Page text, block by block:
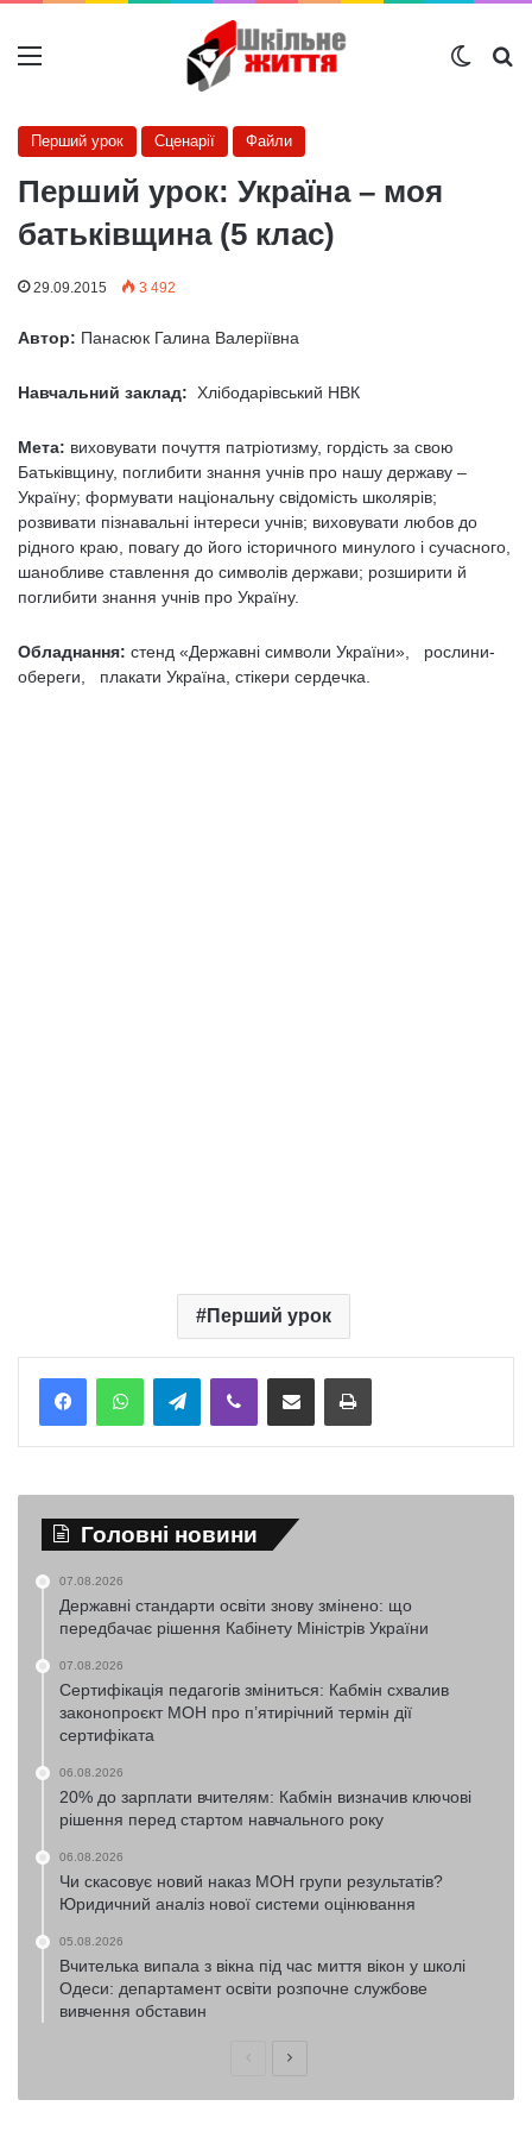
Меню
Перший урок Сценарії Файли
Перший урок: Україна – моя
батьківщина (5 клас)
29.09.2015 3 492
Автор: Панасюк Галина Валеріївна
Навчальний заклад: Хлібодарівський НВК
Мета: виховувати почуття патріотизму, гордість за свою
Батьківщину, поглибити знання учнів про нашу державу –
Україну; формувати національну свідомість школярів;
розвивати пізнавальні інтереси учнів; виховувати любов до
рідного краю, повагу до його історичного минулого і сучасного,
шанобливе ставлення до символів держави; розширити й
поглибити знання учнів про Україну.
Обладнання: стенд «Державні символи України», рослини-
обереги, плакати Україна, стікери сердечка.
Перший урок
TelegramViber Надіслати електронною поштоюНадрукувати
Головні новини
07.08.2026
Державні стандарти освіти знову змінено: що
передбачає рішення Кабінету Міністрів України
07.08.2026
Сертифікація педагогів зміниться: Кабмін схвалив
законопроєкт МОН про п’ятирічний термін дії
сертифіката
06.08.2026
20% до зарплати вчителям: Кабмін визначив ключові
рішення перед стартом навчального року
06.08.2026
Чи скасовує новий наказ МОН групи результатів?
Юридичний аналіз нової системи оцінювання
05.08.2026
Вчителька випала з вікна під час миття вікон у школі
Одеси: департамент освіти розпочне службове
вивчення обставин
ПопередняНаступна